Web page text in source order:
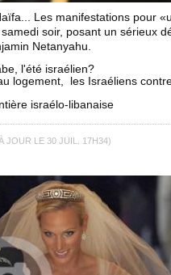
Les manifestations pour
soir, posant un sérieux
Netanyahu.
l'été israélien?
logement, les Israéliens
israélo-libanaise
JOUR LE 30 JUIL. 17H34)